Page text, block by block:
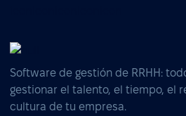
Software de gestión de RRHH:
gestionar el talento, el tiempo, el
cultura de tu empresa.